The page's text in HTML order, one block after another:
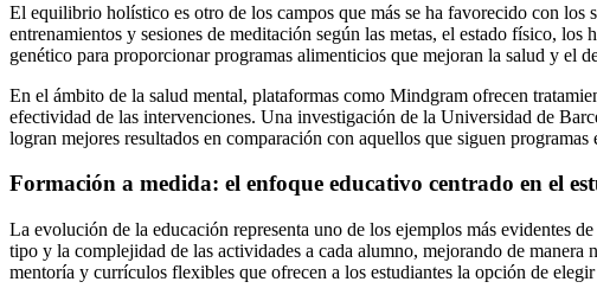
El equilibrio holístico es otro de los campos que más se ha favorecido con
entrenamientos y sesiones de meditación según las metas, el estado físico,
genético para proporcionar programas alimenticios que mejoran la salud y el
En el ámbito de la salud mental, plataformas como Mindgram ofrecen
efectividad de las intervenciones. Una investigación de la Universidad de
logran mejores resultados en comparación con aquellos que siguen programas
Formación a medida: el enfoque educativo centrado en el
La evolución de la educación representa uno de los ejemplos más evidentes
tipo y la complejidad de las actividades a cada alumno, mejorando de manera
mentoría y currículos flexibles que ofrecen a los estudiantes la opción de